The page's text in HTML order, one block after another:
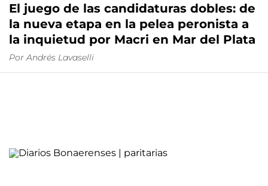
El juego de las candidaturas dobles: de
la nueva etapa en la pelea peronista a
la inquietud por Macri en Mar del Plata
Por Andrés Lavaselli